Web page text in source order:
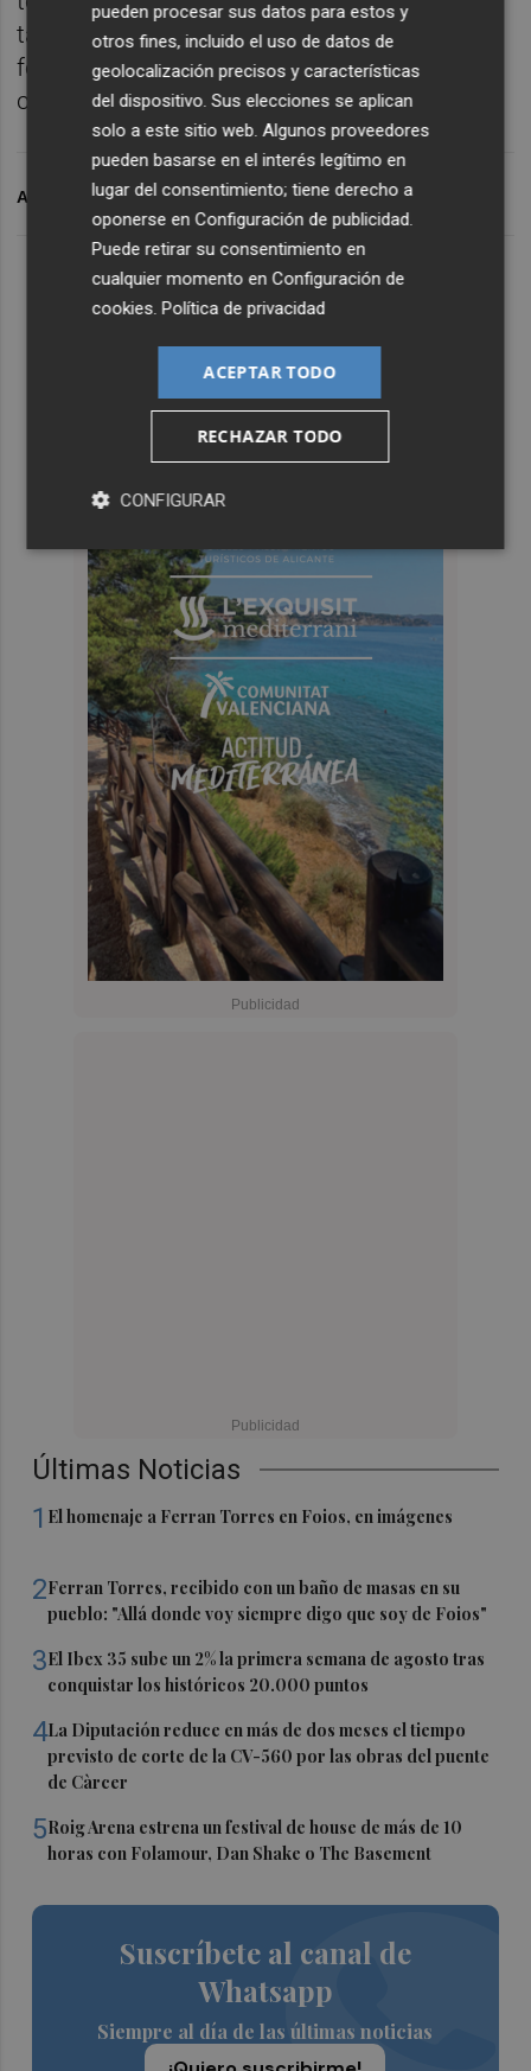
Últimas Noticias
1 El homenaje a Ferran Torres en Foios, en imágenes
2Ferran Torres, recibido con un baño de masas en su
pueblo: "Allá donde voy siempre digo que soy de Foios"
3El Ibex 35 sube un 2% la primera semana de agosto tras
conquistar los históricos 20.000 puntos
4La Diputación reduce en más de dos meses el tiempo
previsto de corte de la CV-560 por las obras del puente
de Càrcer
5Roig Arena estrena un festival de house de más de 10
horas con Folamour, Dan Shake o The Basement
Suscríbete al canal de
Whatsapp
Siempre al día de las últimas noticias
también brinda un respaldo importante para
fomentar el diálogo, la solidaridad y la
cultura de la paz.
ARCHIVADO EN AJEDREZ SALUND MENTAL PANDEMIA
pueden procesar sus datos para estos y
otros fines, incluido el uso de datos de
geolocalización precisos y características
del dispositivo. Sus elecciones se aplican
solo a este sitio web. Algunos proveedores
pueden basarse en el interés legítimo en
lugar del consentimiento; tiene derecho a
oponerse enConfiguración de publicidad
Puede retirar su consentimiento en
cualquier momento enConfiguración de
cookies .Política de privacidad
ACEPTAR TODO
RECHAZAR TODO
CONFIGURAR